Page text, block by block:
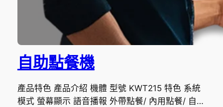
自助點餐機
產品特色 產品介紹 機體 型號 KWT215 特色 系統
模式 螢幕顯示 語音播報 外帶點餐/ 內用點餐/ 自…